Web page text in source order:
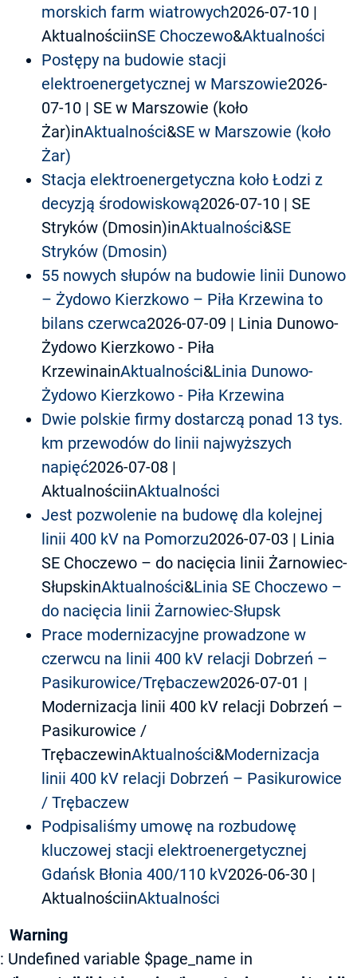
morskich farm wiatrowych2026-07-10 |
AktualnościinSE Choczewo&Aktualności
Postępy na budowie stacji
elektroenergetycznej w Marszowie2026-
07-10 | SE w Marszowie (koło
Żar)inAktualności&SE w Marszowie (koło
Żar)
Stacja elektroenergetyczna koło Łodzi z
decyzją środowiskową2026-07-10 | SE
Stryków (Dmosin)inAktualności&SE
Stryków (Dmosin)
55 nowych słupów na budowie linii Dunowo
– Żydowo Kierzkowo – Piła Krzewina to
bilans czerwca2026-07-09 | Linia Dunowo-
Żydowo Kierzkowo - Piła
KrzewinainAktualności&Linia Dunowo-
Żydowo Kierzkowo - Piła Krzewina
Dwie polskie firmy dostarczą ponad 13 tys.
km przewodów do linii najwyższych
napięć2026-07-08 |
AktualnościinAktualności
Jest pozwolenie na budowę dla kolejnej
linii 400 kV na Pomorzu2026-07-03 | Linia
SE Choczewo – do nacięcia linii Żarnowiec-
SłupskinAktualności&Linia SE Choczewo –
do nacięcia linii Żarnowiec-Słupsk
Prace modernizacyjne prowadzone w
czerwcu na linii 400 kV relacji Dobrzeń –
Pasikurowice/Trębaczew2026-07-01 |
Modernizacja linii 400 kV relacji Dobrzeń –
Pasikurowice /
TrębaczewinAktualności&Modernizacja
linii 400 kV relacji Dobrzeń – Pasikurowice
/ Trębaczew
Podpisaliśmy umowę na rozbudowę
kluczowej stacji elektroenergetycznej
Gdańsk Błonia 400/110 kV2026-06-30 |
AktualnościinAktualności
Warning
: Undefined variable $page_name in